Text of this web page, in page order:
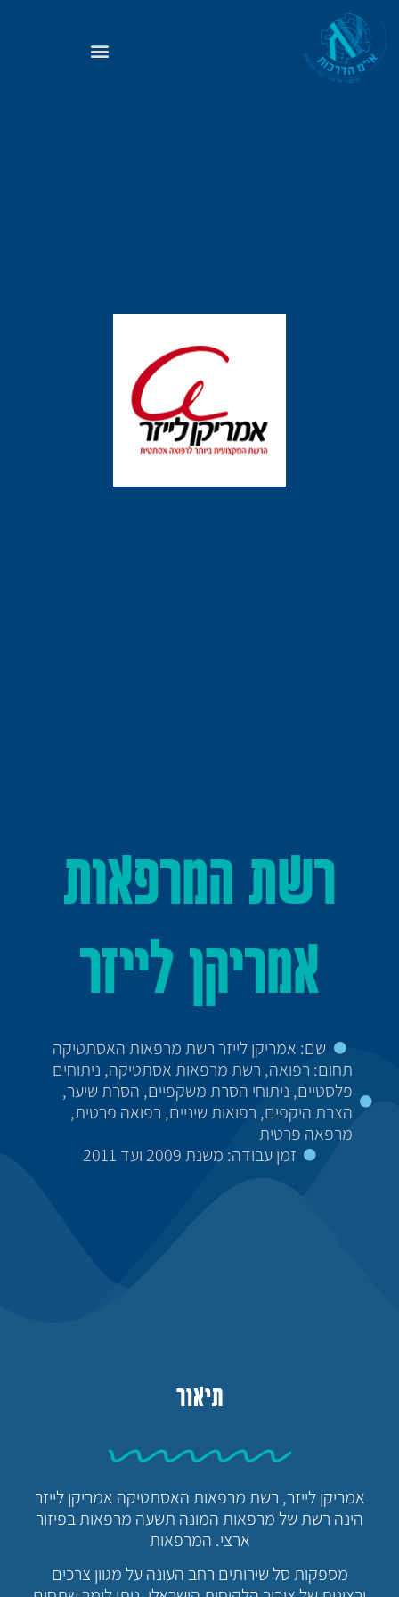
רשת המרפאות
אמריקן לייזר
שם: אמריקן לייזר רשת מרפאות האסתטיקה
תחום: רפואה, רשת מרפאות אסתטיקה, ניתוחים
פלסטיים, ניתוחי הסרת משקפיים, הסרת שיער,
הצרת היקפים, רפואות שיניים, רפואה פרטית,
מרפאה פרטית
זמן עבודה: משנת 2009 ועד 2011
תיאור
אמריקן לייזר, רשת מרפאות האסתטיקה אמריקן לייזר
הינה רשת של מרפאות המונה תשעה מרפאות בפיזור
ארצי. המרפאות
מספקות סל שירותים רחב העונה על מגוון צרכים